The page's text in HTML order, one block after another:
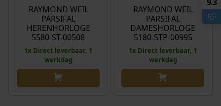
r
s
p
r
o
n
e
RAYMOND WEIL
PARSIFAL
HERENHORLOGE
5580-ST-00508
1x Direct leverbaar, 1
werkdag
r
s
p
o
n
e
i
d
RAYMOND WEIL
PARSIFAL
DAMESHORLOGE
5180-STP-00995
1x Direct leverbaar, 1
werkdag
9.3